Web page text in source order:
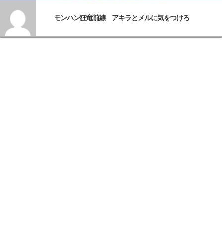
モンハン狂竜前線 アキラとメルに気をつけろ